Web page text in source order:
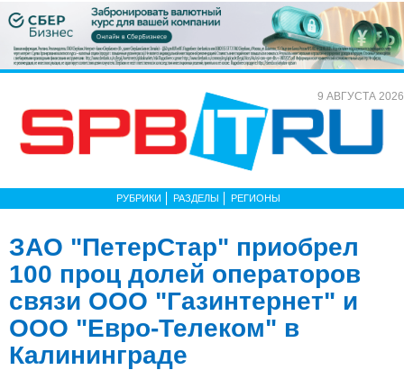
9 АВГУСТА 2026
РУБРИКИ РАЗДЕЛЫ РЕГИОНЫ
ЗАО "ПетерСтар" приобрел
100 проц долей операторов
связи ООО "Газинтернет" и
ООО "Евро-Телеком" в
Калининграде